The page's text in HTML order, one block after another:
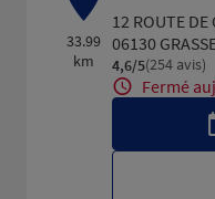
33.99
km
12 ROUTE DE
06130
4,6/5Note de 4.6 sur 5
(254 avis)
Fermé